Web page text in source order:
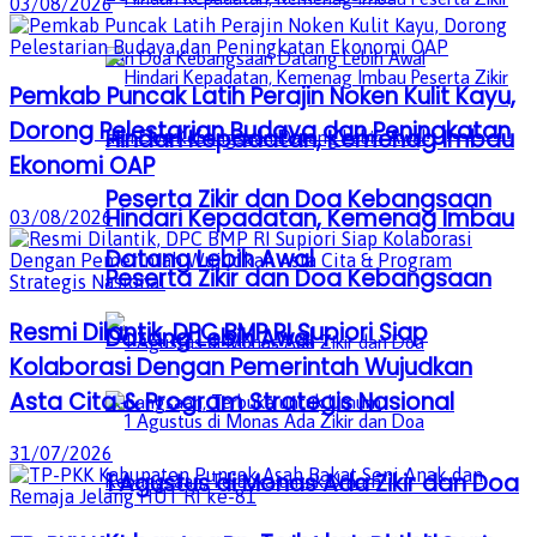
Hindari Kepadatan, Kemenag Imbau
Peserta Zikir dan Doa Kebangsaan
Datang Lebih Awal
1 Agustus di Monas Ada Zikir dan Doa
Hindari Kepadatan, Kemenag Imbau
Peserta Zikir dan Doa Kebangsaan
Datang Lebih Awal
Pemkab Puncak Latih Perajin Noken Kulit Kayu,
Dorong Pelestarian Budaya dan Peningkatan
Ekonomi OAP
03/08/2026
Resmi Dilantik, DPC BMP RI Supiori Siap
Kolaborasi Dengan Pemerintah Wujudkan
Asta Cita & Program Strategis Nasional
31/07/2026